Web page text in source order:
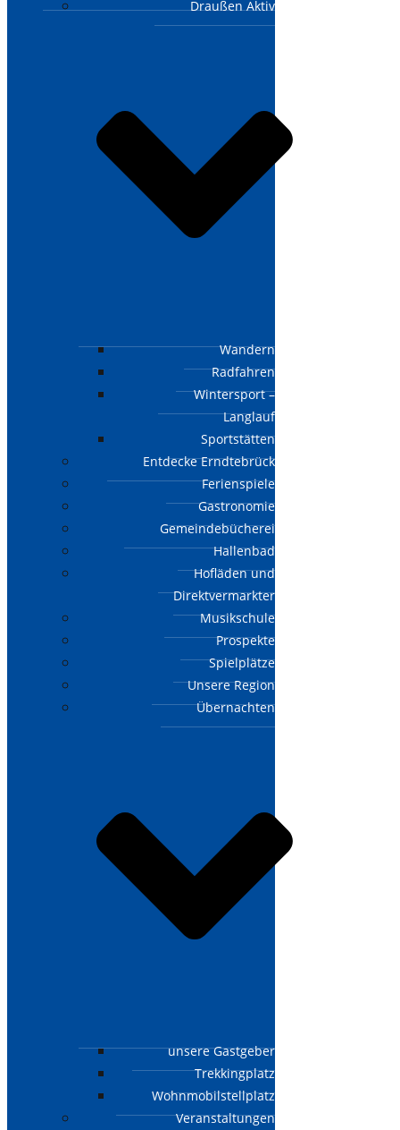
Draußen Aktiv
Wandern
Radfahren
Wintersport –
Langlauf
Sportstätten
Entdecke Erndtebrück
Ferienspiele
Gastronomie
Gemeindebücherei
Hallenbad
Hofläden und
Direktvermarkter
Musikschule
Prospekte
Spielplätze
Unsere Region
Übernachten
unsere Gastgeber
Trekkingplatz
Wohnmobilstellplatz
Veranstaltungen